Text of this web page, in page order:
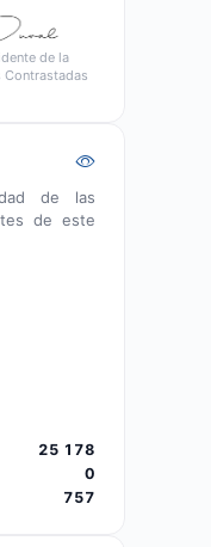
de la
Contrastadas
de las
de este
25 178
0
757